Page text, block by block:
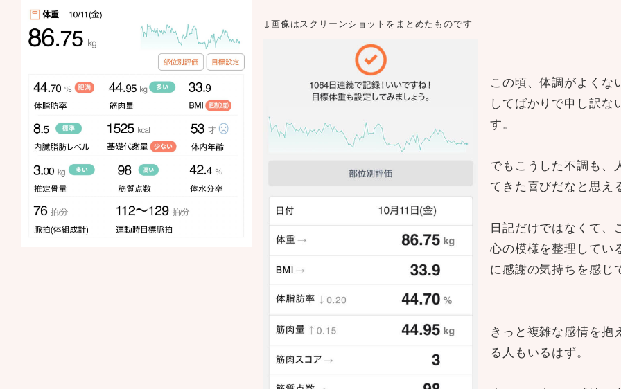
↓画像はスクリーンショットをまとめたものです
この頃、体調がよくな
してばかりで申し訳な
す。
でもこうした不調も、
てきた喜びだなと思え
日記だけではなくて、
心の模様を整理してい
に感謝の気持ちを感じ
きっと複雑な感情を抱
る人もいるはず。